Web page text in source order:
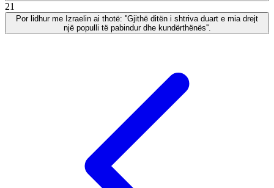
21
Por lidhur me Izraelin ai thotë: ''Gjithë ditën i shtriva duart e mia drejt
një populli të pabindur dhe kundërthënës''.